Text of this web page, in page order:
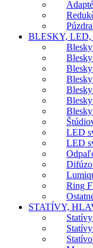
BLESKY, LED,
LED
LED
Ring
STATÍVY,